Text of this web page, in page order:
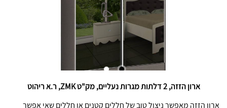
ארון הזזה, 2 דלתות מגרות נעליים, מק"ט ZMK, ר.א ריהוט
ארון הזזה מאפשר ניצול טוב של חללים קטנים או חללים שאי אפשר